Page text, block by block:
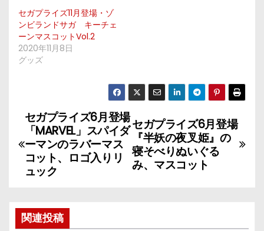
セガプライズ11月登場・ゾ
ンビランドサガ キーチェ
ーンマスコットVol.2
2020年11月8日
グッズ
投
稿
ナ
ゲ
セガプライズ6月登場
『半妖の夜叉姫』の
寝そべりぬいぐる
み、マスコット
セガプライズ6月登場
「MARVEL」スパイダ
ーマンのラバーマス
コット、ロゴ入りリ
ュック
関連投稿